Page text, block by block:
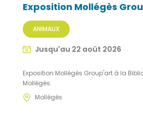
Exposition Mollégès
ANIMAUX
Jusqu'au 22 août 2026
Exposition Mollégès Group'art à la
Mollégès.
Mollégès